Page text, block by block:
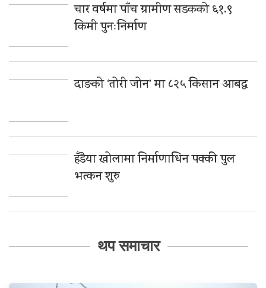
चार वर्षमा पाँच ग्रामीण सडकको ६१.९
किमी पुनःनिर्माण
दाङको ‘तोरी जोन’ मा ८२५ किसान आबद्ध
हँडैया खोलामा निर्माणाधिन पक्की पुल
भत्कन शुरु
थप समाचार